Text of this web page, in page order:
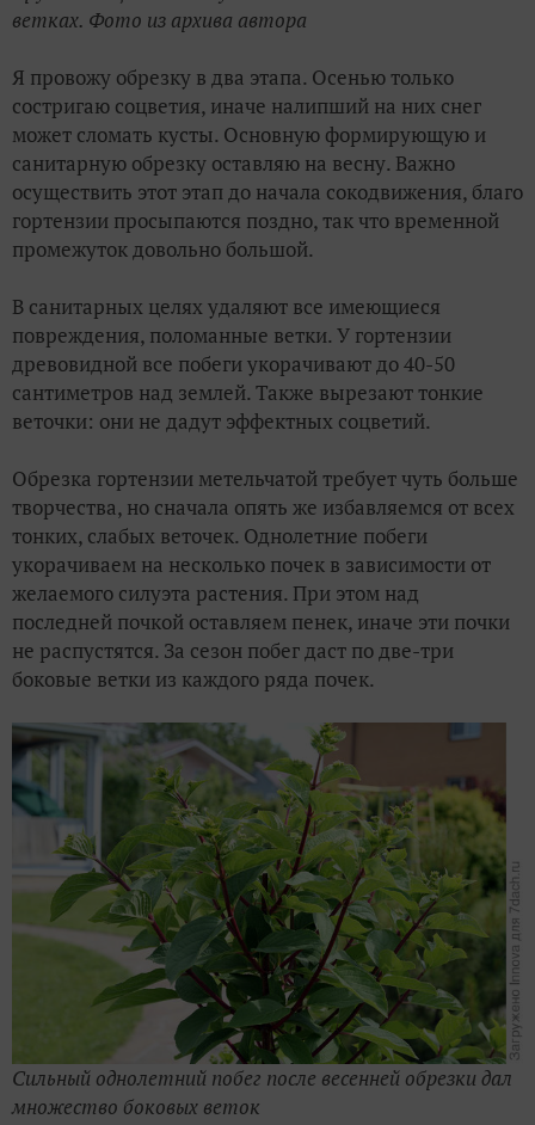
ветках. Фото из архива автора
Я провожу обрезку в два этапа. Осенью только
состригаю соцветия, иначе налипший на них снег
может сломать кусты. Основную формирующую и
санитарную обрезку оставляю на весну. Важно
осуществить этот этап до начала сокодвижения, благо
гортензии просыпаются поздно, так что временной
промежуток довольно большой.
В санитарных целях удаляют все имеющиеся
повреждения, поломанные ветки. У гортензии
древовидной все побеги укорачивают до 40-50
сантиметров над землей. Также вырезают тонкие
веточки: они не дадут эффектных соцветий.
Обрезка гортензии метельчатой требует чуть больше
творчества, но сначала опять же избавляемся от всех
тонких, слабых веточек. Однолетние побеги
укорачиваем на несколько почек в зависимости от
желаемого силуэта растения. При этом над
последней почкой оставляем пенек, иначе эти почки
не распустятся. За сезон побег даст по две-три
боковые ветки из каждого ряда почек.
Сильный однолетний побег после весенней обрезки дал
множество боковых веток